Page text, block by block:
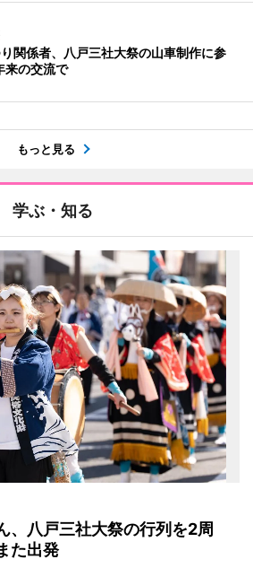
関係者、八戸三社大祭の山車制作に参
の交流で
もっと見る
学ぶ・知る
、八戸三社大祭の行列を2周
た出発